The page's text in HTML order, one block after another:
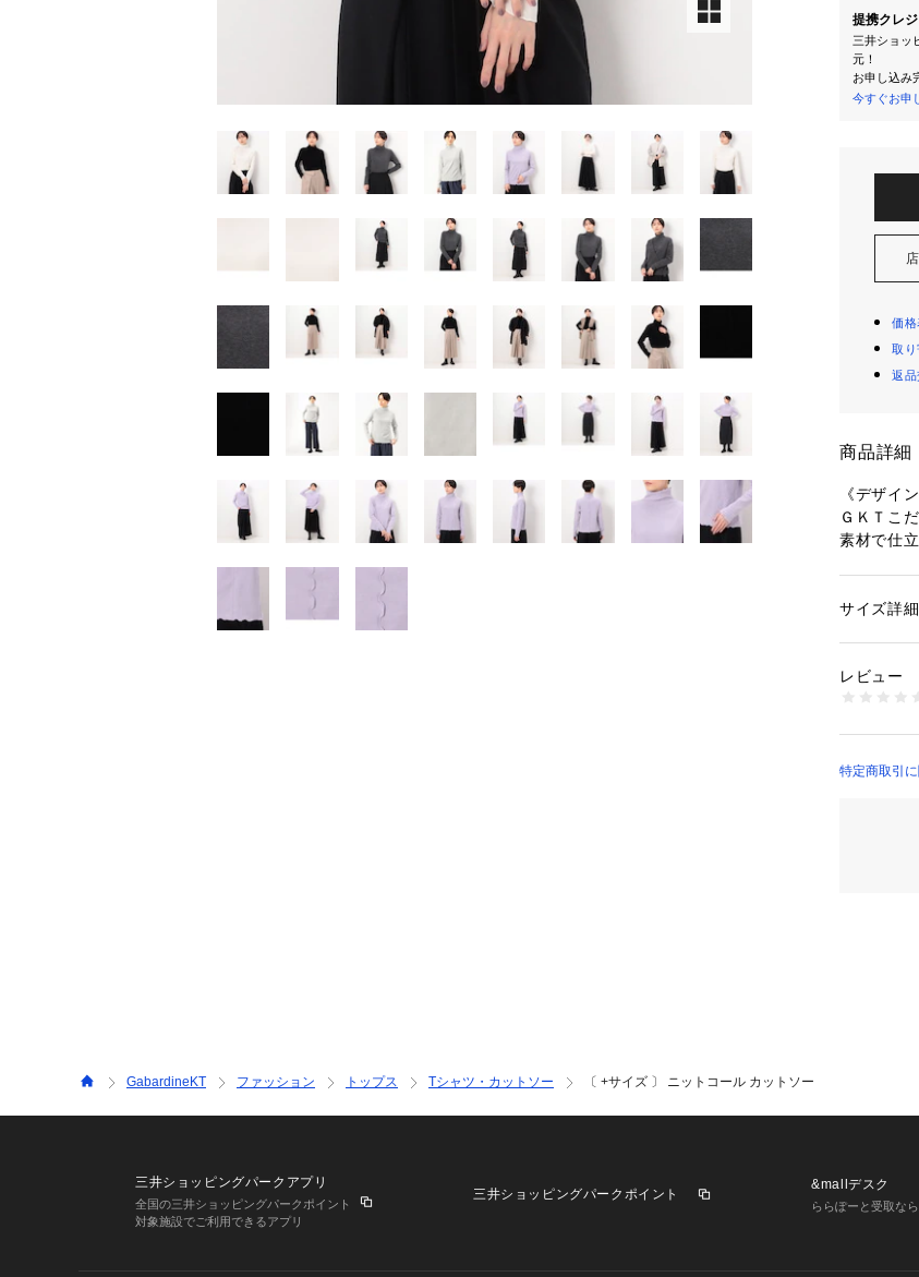
提携クレ
三井ショッ
元！
お申し込み
今すぐお申
価格
取り
返品
商品詳細
《デザイン
ＧＫＴこ
素材で仕
縦のライ
《素材》
ニットコ
す。
※０２：
性別：レ
商品番号：
78-
サイズ詳細
レビュー
特定商取引
GabardineKT ファッション トップス Tシャツ・カットソー 〔 +サイズ 〕 ニットコール カットソー
三井ショッピングパークアプリ
全国の三井ショッピングパークポイント
対象施設でご利用できるアプリ
三井ショッピングパークポイント
&mallデスク
ららぽーと受取な